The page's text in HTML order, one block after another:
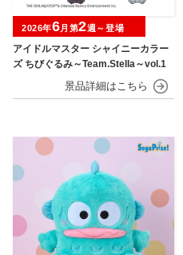
アイドルマスター シャイニーカラー
ズ ちびぐるみ～Team.Stella～vol.1
2026年6月第2週～登場